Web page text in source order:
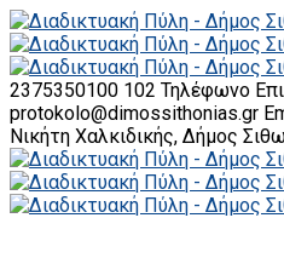
2375350100 102 Τηλέφωνο
protokolo@dimossithonias.gr
Νικήτη Χαλκιδικής, Δήμος